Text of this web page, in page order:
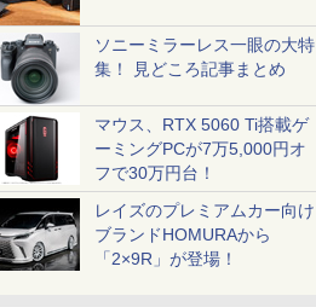
ソニーミラーレス一眼の大特
集！ 見どころ記事まとめ
マウス、RTX 5060 Ti搭載ゲ
ーミングPCが7万5,000円オ
フで30万円台！
レイズのプレミアムカー向け
ブランドHOMURAから
「2×9R」が登場！